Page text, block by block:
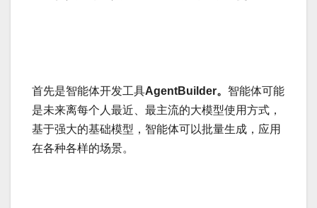
首先是智能体开发工具AgentBuilder。 智能体可能
是未来离每个人最近、最主流的大模型使用方式，
基于强大的基础模型，智能体可以批量生成，应用
在各种各样的场景。